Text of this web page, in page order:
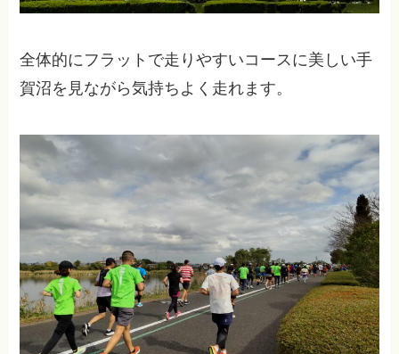
全体的にフラットで走りやすいコースに美しい手
賀沼を見ながら気持ちよく走れます。